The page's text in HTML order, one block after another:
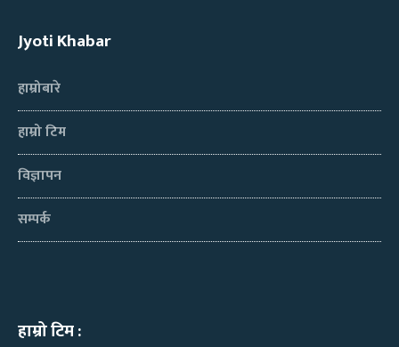
Jyoti Khabar
हाम्रोबारे
हाम्रो टिम
विज्ञापन
सम्पर्क
हाम्रो टिम :